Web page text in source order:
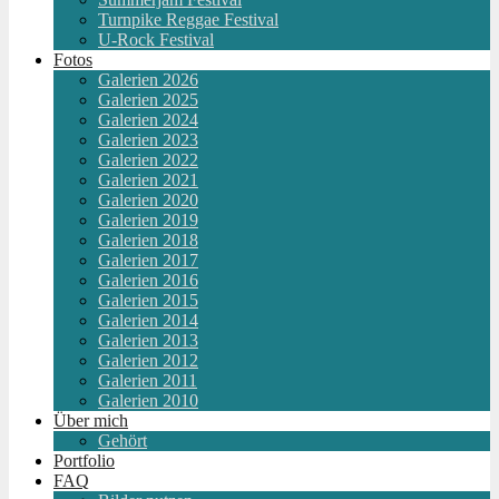
Turnpike Reggae Festival
U-Rock Festival
Fotos
Galerien 2026
Galerien 2025
Galerien 2024
Galerien 2023
Galerien 2022
Galerien 2021
Galerien 2020
Galerien 2019
Galerien 2018
Galerien 2017
Galerien 2016
Galerien 2015
Galerien 2014
Galerien 2013
Galerien 2012
Galerien 2011
Galerien 2010
Über mich
Gehört
Portfolio
FAQ